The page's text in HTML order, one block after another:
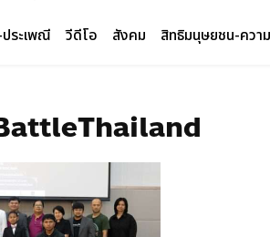
ระเพณี วีดีโอ สังคม สิทธิมนุษยชน-ความ